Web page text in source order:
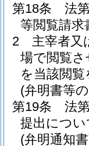
第18条
法
等閲覧請求
2
主宰者又
場で閲覧
を当該閲
(弁明書等
第19条
法
提出につ
(弁明通知